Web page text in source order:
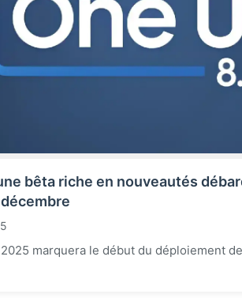
bêta riche en nouveautés
marquera le début du déploiement